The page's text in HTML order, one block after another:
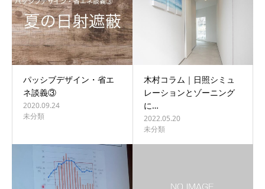
パッシブデザイン・省エ
ネ談義③
2020.09.24
未分類
木村コラム｜日照シミュ
レーションとゾーニング
に…
2022.05.20
未分類